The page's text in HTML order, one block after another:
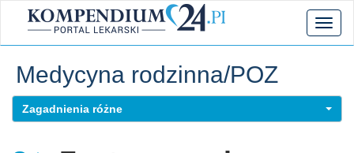
Medycyna rodzinna/POZ
Zagadnienia różne